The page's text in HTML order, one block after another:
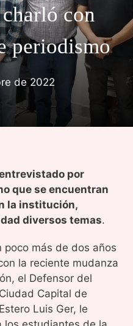
con
periodismo
de 2022
por
que se encuentran
la institución,
diversos temas.
poco más de dos años
la reciente mudanza
el Defensor del
Capital de
Luis Ger, le